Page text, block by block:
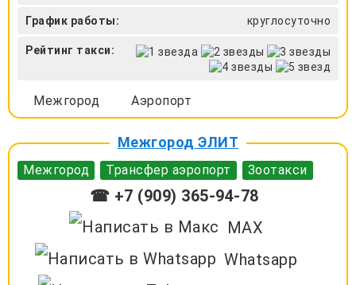
График работы: круглосуточно
Рейтинг такси:
Межгород Аэропорт
Межгород ЭЛИТ
Межгород Трансфер аэропорт Зоотакси
☎ +7 (909) 365-94-78
MAX
Whatsapp